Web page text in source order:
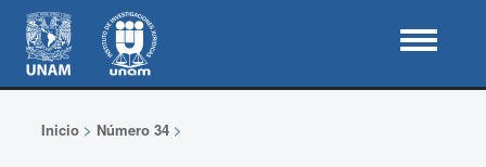
Inicio> Número 34>